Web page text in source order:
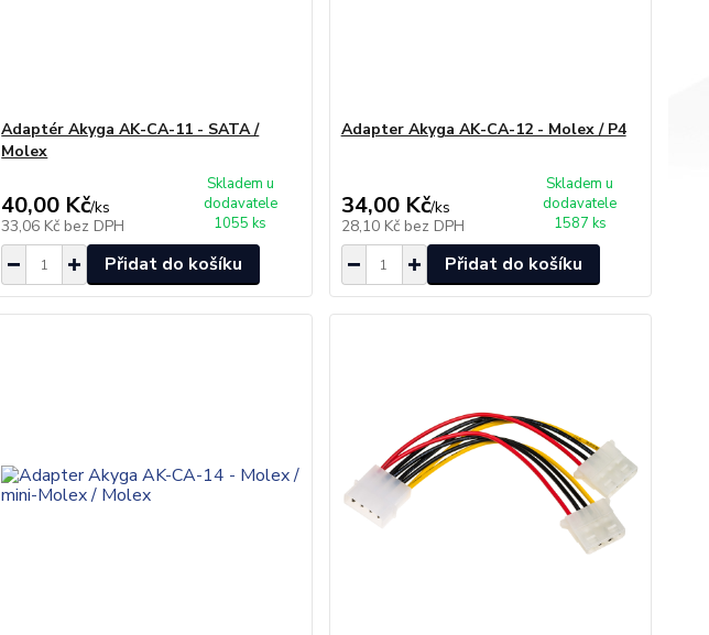
Adaptér Akyga AK-CA-11 - SATA /
Molex
40,00 Kč/ks
33,06 Kč bez DPH
Skladem u
dodavatele
1055 ks
Přidat do košíku
Adapter Akyga AK-CA-12 - Molex / P4
34,00 Kč/ks
28,10 Kč bez DPH
Skladem u
dodavatele
1587 ks
Přidat do košíku